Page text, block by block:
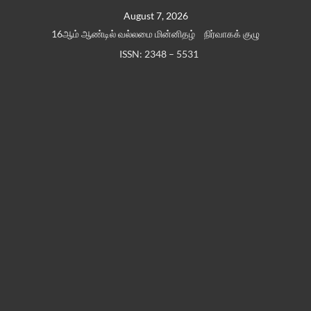
August 7, 2026
16ஆம் ஆண்டில் வல்லமை மின்னிதழ்
நிர்வாகக் குழு
ISSN: 2348 – 5531